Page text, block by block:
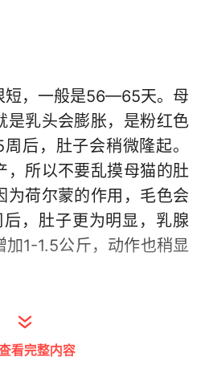
短，一般是56—65天。母
是乳头会膨胀，是粉红色
后，肚子会稍微隆起。
，所以不要乱摸母猫的肚
为荷尔蒙的作用，毛色会
，肚子更为明显，乳腺
加1-1.5公斤，动作也稍显
看完整内容